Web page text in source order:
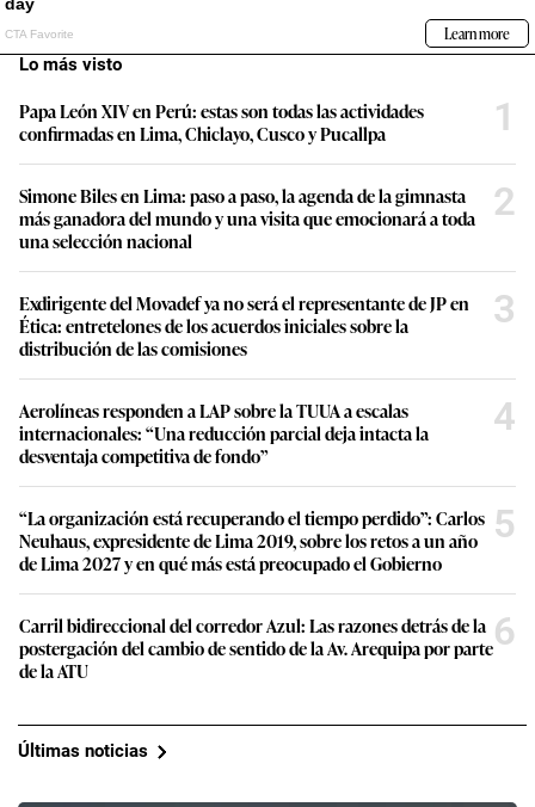
Lo más visto
Papa León XIV en Perú: estas son todas las actividades
confirmadas en Lima, Chiclayo, Cusco y Pucallpa
1
Simone Biles en Lima: paso a paso, la agenda de la gimnasta
más ganadora del mundo y una visita que emocionará a toda
una selección nacional
2
Exdirigente del Movadef ya no será el representante de JP en
Ética: entretelones de los acuerdos iniciales sobre la
distribución de las comisiones
3
Aerolíneas responden a LAP sobre la TUUA a escalas
internacionales: “Una reducción parcial deja intacta la
desventaja competitiva de fondo”
4
“La organización está recuperando el tiempo perdido”: Carlos
Neuhaus, expresidente de Lima 2019, sobre los retos a un año
de Lima 2027 y en qué más está preocupado el Gobierno
5
Carril bidireccional del corredor Azul: Las razones detrás de la
postergación del cambio de sentido de la Av. Arequipa por parte
de la ATU
6
Últimas noticias